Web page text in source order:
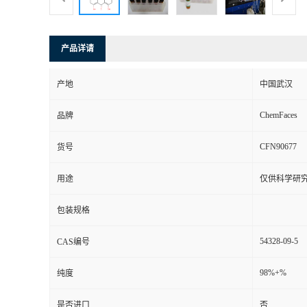
产品详请
产地 中国武汉
品牌 ChemFaces
货号 CFN90677
用途 仅供科学研
包装规格
CAS编号 54328-09-5
纯度 98%+%
是否进口 否